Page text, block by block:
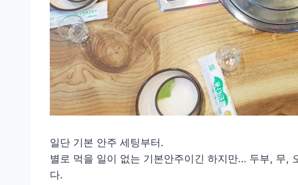
일단 기본 안주 세팅부터.
별로 먹을 일이 없는 기본안주이긴 하지만… 두부, 무,
다.